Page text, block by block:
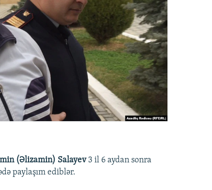
(Əlizamin) Salayev 3 il 6 aydan sonra
paylaşım ediblər.